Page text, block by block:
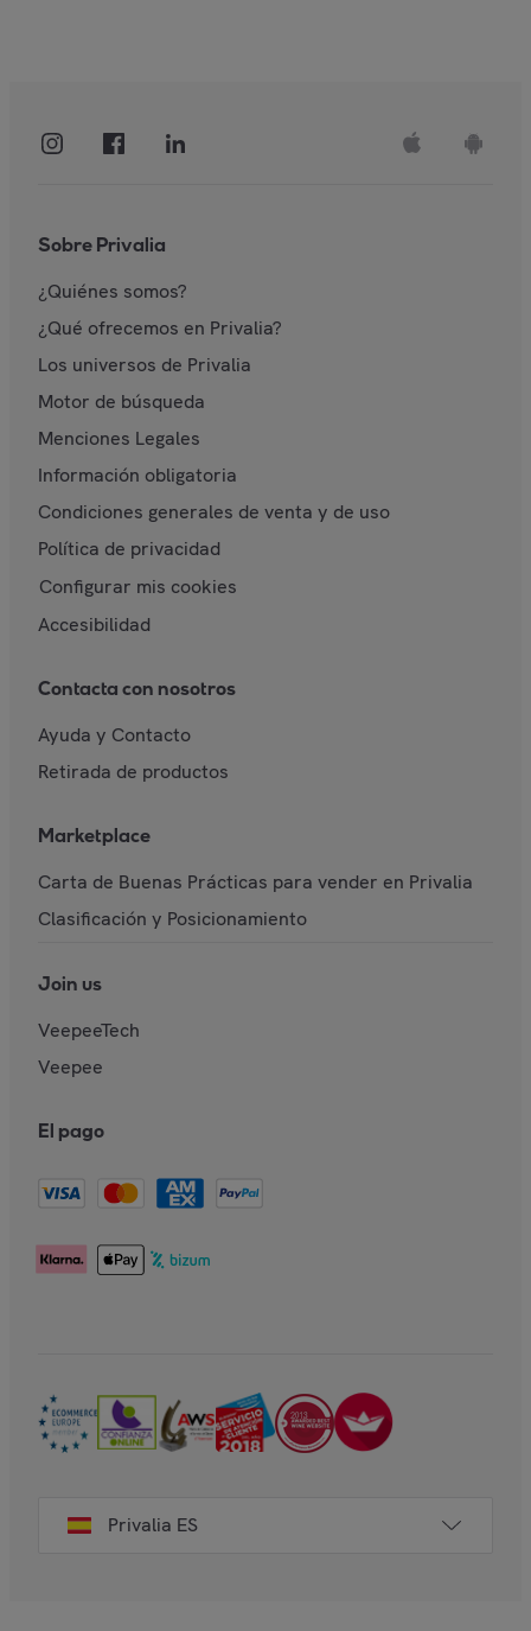
Sobre Privalia
¿Quiénes somos?
¿Qué ofrecemos en Privalia?
Los universos de Privalia
Motor de búsqueda
Menciones Legales
Información obligatoria
Condiciones generales de venta y de uso
Política de privacidad
Configurar mis cookies
Accesibilidad
Contacta con nosotros
Ayuda y Contacto
Retirada de productos
Marketplace
Carta de Buenas Prácticas para vender en Privalia
Clasificación y Posicionamiento
Join us
VeepeeTech
Veepee
El pago
Privalia ES